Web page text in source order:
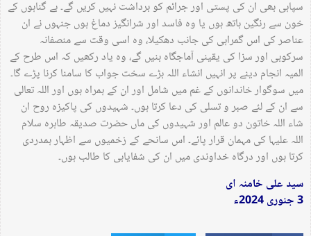
سپاہی بھی ان کی پستی اور جرائم کو برداشت نہیں کریں گے۔ بے گناہوں کے
خون سے رنگین ہاتھ ہوں یا وہ فاسد اور شرانگیز دماغ ہوں جنہوں نے ان
عناصر کی اس گمراہی کی جانب دھکیلا، وہ اسی وقت سے منصفانہ
سرکوبی اور سزا کی یقینی آماجگاہ بنیں گے، وہ یاد رکھیں کہ اس طرح کے
المیہ انجام دینے پر انہیں انشاء اللہ بڑے سخت جواب کا سامنا کرنا پڑے گا۔
میں سوگوار خاندانوں کے غم میں شامل اور ان کے ہمراہ ہوں اور اللہ تعالی
سے ان کے لئے صبر و تسلی کی دعا کرتا ہوں۔ شہیدوں کی پاکیزہ روح ان
شاء اللہ خاتون دو عالم اور شہیدوں کی ماں حضرت صدیقہ طاہرہ سلام
اللہ علیہا کی مہمان قرار پائے۔ اس سانحے کے زخمیوں سے اظہار ہمدردی
کرتا ہوں اور درگاہ خداوندی میں ان کی شفایابی کا طالب ہوں۔
سید علی خامنہ ای
3 جنوری 2024ء